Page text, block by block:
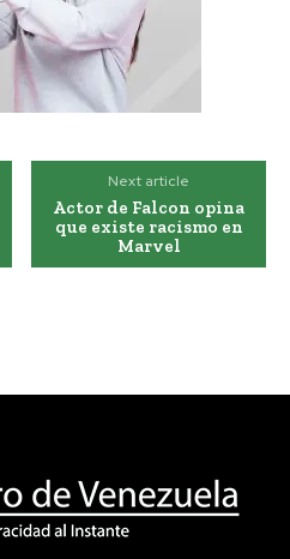
Next article
Actor de Falcon opina
que existe racismo en
Marvel